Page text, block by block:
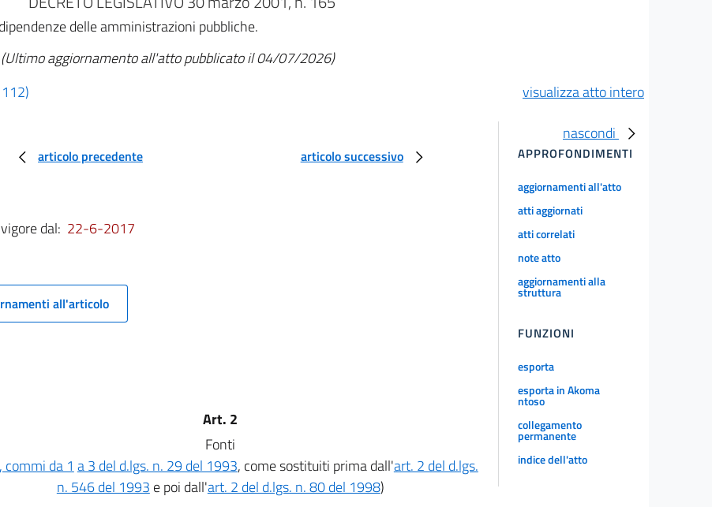
delle amministrazioni pubbliche.
(Ultimo aggiornamento all'atto pubblicato il 04/07/2026)
visualizza atto intero
articolo precedente articolo successivo
dal: 22-6-2017
all'articolo
Art. 2
Fonti
commi da 1 a 3 del d.lgs. n. 29 del 1993, come sostituiti prima dall'art. 2 del d.lgs.
n. 546 del 1993 e poi dall'art. 2 del d.lgs. n. 80 del 1998)
nascondi
APPROFONDIMENTI
aggiornamenti all'atto
atti aggiornati
atti correlati
note atto
aggiornamenti alla
struttura
FUNZIONI
esporta
esporta in Akoma
ntoso
collegamento
permanente
indice dell'atto